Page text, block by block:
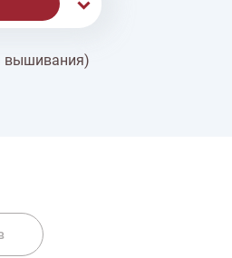
вышивания)